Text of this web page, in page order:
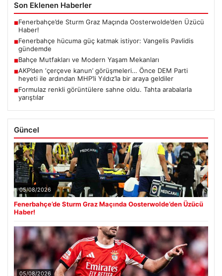
Son Eklenen Haberler
■Fenerbahçe’de Sturm Graz Maçında Oosterwolde’den Üzücü
Haber!
■Fenerbahçe hücuma güç katmak istiyor: Vangelis Pavlidis
gündemde
■Bahçe Mutfakları ve Modern Yaşam Mekanları
■AKP’den ‘çerçeve kanun’ görüşmeleri… Önce DEM Parti
heyeti ile ardından MHP’li Yıldız’la bir araya geldiler
■Formulaz renkli görüntülere sahne oldu. Tahta arabalarla
yarıştılar
Güncel
05/08/2026
Fenerbahçe’de Sturm Graz Maçında Oosterwolde’den Üzücü
Haber!
05/08/2026